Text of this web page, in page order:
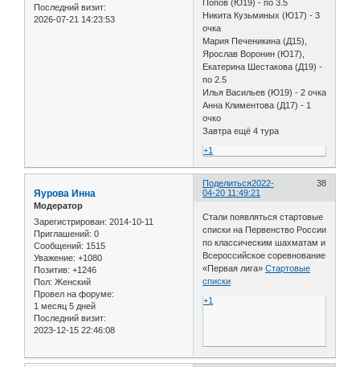
Последний визит:
2026-07-21 14:23:53
Попов (Ю19) - по 3.5
Никита Кузьминых (Ю17) - 3
очка
Мария Печеникина (Д15),
Ярослав Воронин (Ю17),
Екатерина Шестакова (Д19) -
по 2.5
Илья Васильев (Ю19) - 2 очка
Анна Климентова (Д17) - 1
очко
Завтра ещё 4 тура
+1
Поделиться 38
2022-
04-20 11:49:21
Яурова Инна
Модератор
Зарегистрирован: 2014-10-11
Приглашений: 0
Сообщений: 1515
Уважение: +1080
Позитив: +1246
Пол: Женский
Провел на форуме:
1 месяц 5 дней
Последний визит:
2023-12-15 22:46:08
Стали появляться стартовые
списки на Первенство России
по классическим шахматам и
Всероссийское соревнование
«Первая лига»Стартовые
списки
+1